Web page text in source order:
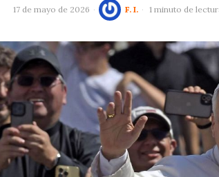
17 de mayo de 2026 F. I. 1 minuto de